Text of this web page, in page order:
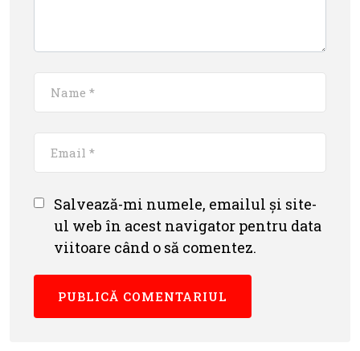
Salvează-mi numele, emailul și site-
ul web în acest navigator pentru data
viitoare când o să comentez.